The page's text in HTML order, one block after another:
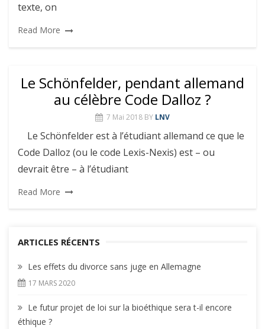
texte, on
Read More
Le Schönfelder, pendant allemand
au célèbre Code Dalloz ?
7 Mai 2018 BY LNV
Le Schönfelder est à l’étudiant allemand ce que le
Code Dalloz (ou le code Lexis-Nexis) est – ou
devrait être – à l’étudiant
Read More
ARTICLES RÉCENTS
Les effets du divorce sans juge en Allemagne
17 MARS 2020
Le futur projet de loi sur la bioéthique sera t-il encore
éthique ?